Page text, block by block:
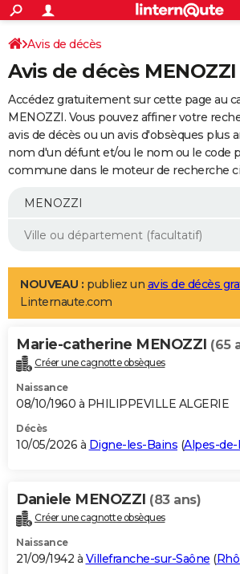
ACTUALITÉS
Politique
Société
Faits Divers
Education
Monde
Villes
+
SPORT
Coupe du monde 2026
Football
Tennis
Cyclisme
Rugby
Forum
Programme TV
TNT
Streaming
Cinéma
Sorties cinéma
Musique
+
FINANCE
Retraite
Epargne
Immobilier
Risques naturels par ville
Banque
Assurance
AUTO
Essais
Réserver un essai
Citadines
Berlines
SUV
Forum auto
+
Mobiles
Meilleur smartphone
Internet
Ordinateurs
Jeux vidéo
Guide high-tech
Aménagement intérieur
LIFESTYLE
Art de vivre
Bien-être
Loisirs
Mode
Modes de vie
Alimentation
Guide de la santé
Maladies
Médicaments
Sommeil
VOYAGE
Destinations
City break
Voyage nature
Voyage de noces
Forum
Climat
+PHOTO
GUIDES D'ACHAT
BONS PLANS
Carte de Noël
Carte Bonne année
Carte Saint-Valentin
Carte Pâques
Carte d'anniversaire
DICTIONNAIRE
Dictionnaire
Biographies
Citations
Expressions
Proverbes
PROGRAMME TV
Avis de décès
Avis de décès MENOZZI
Accédez gratuitement sur cette page au
MENOZZI. Vous pouvez affiner votre
avis de décès ou un avis d'obsèques plus
nom d'un défunt et/ou le nom ou le code
commune dans le moteur de recherche
NOUVEAU : publiez un avis de décès
Linternaute.com
Marie-catherine MENOZZI (65
Créer une cagnotte obsèques
Naissance
08/10/1960 à PHILIPPEVILLE ALGERIE
Décès
10/05/2026 à Digne-les-Bains (Alpes-
Daniele MENOZZI (83 ans)
Créer une cagnotte obsèques
Naissance
21/09/1942 à Villefranche-sur-Saône (